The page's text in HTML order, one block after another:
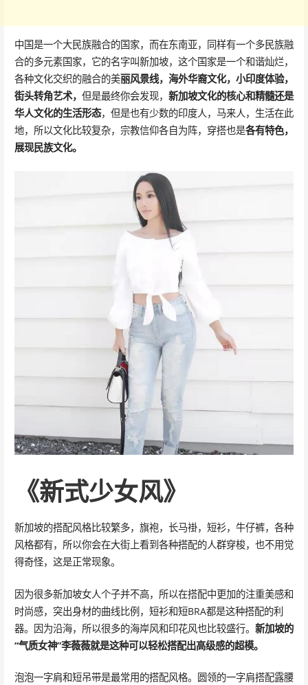
中国是一个大民族融合的国家，而在东南亚，同样有一个多民族融
合的多元素国家，它的名字叫新加坡，这个国家是一个和谐灿烂，
各种文化交织的融合的美丽风景线，海外华裔文化，小印度体验，
街头转角艺术， 但是最终你会发现， 新加坡文化的核心和精髓还是
华人文化的生活形态，但是也有少数的印度人，马来人，生活在此
地，所以文化比较复杂，宗教信仰各自为阵，穿搭也是各有特色，
展现民族文化。
《新式少女风》
新加坡的搭配风格比较繁多，旗袍，长马褂，短衫，牛仔裤，各种
风格都有，所以你会在大街上看到各种搭配的人群穿梭，也不用觉
得奇怪，这是正常现象。
因为很多新加坡女人个子并不高，所以在搭配中更加的注重美感和
时尚感，突出身材的曲线比例，短衫和短BRA都是这种搭配的利
器。因为沿海，所以很多的海岸风和印花风也比较盛行。 新加坡的
“气质女神”李薇薇就是这种可以轻松搭配出高级感的超模。
泡泡一字肩和短吊带是最常用的搭配风格。圆领的一字肩搭配露腰